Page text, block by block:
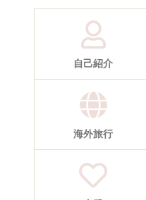
自己紹介
海外旅行